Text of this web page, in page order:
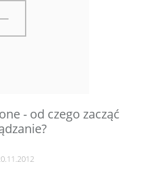
- od czego zacząć